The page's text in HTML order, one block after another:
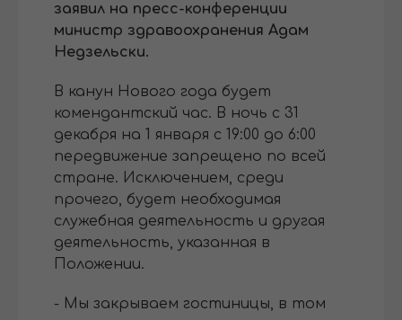
заявил на пресс-конференции
министр здравоохранения Адам
Недзельски.
В канун Нового года будет
комендантский час. В ночь с 31
декабря на 1 января с 19:00 до 6:00
передвижение запрещено по всей
стране. Исключением, среди
прочего, будет необходимая
служебная деятельность и другая
деятельность, указанная в
Положении.
- Мы закрываем гостиницы, в том